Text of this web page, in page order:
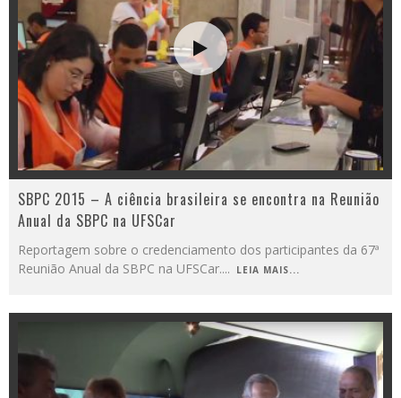
SBPC 2015 – A ciência brasileira se encontra na Reunião
Anual da SBPC na UFSCar
Reportagem sobre o credenciamento dos participantes da 67ª
Reunião Anual da SBPC na UFSCar.... LEIA MAIS...